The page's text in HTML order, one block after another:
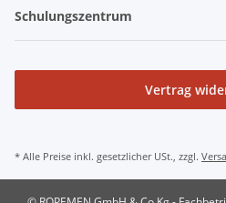
Schulungszentrum
Vertrag
* Alle Preise inkl. gesetzlicher USt., zzgl.